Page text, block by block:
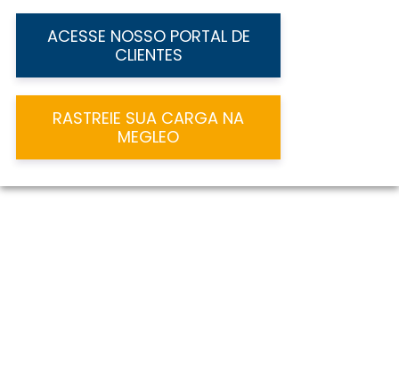
ACESSE NOSSO PORTAL DE
CLIENTES
RASTREIE SUA CARGA NA
MEGLEO